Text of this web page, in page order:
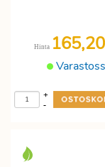
Hinta
-
+